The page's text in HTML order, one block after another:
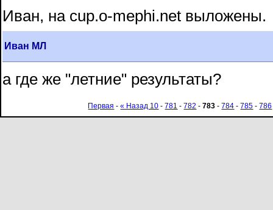
Иван, на cup.o-mephi.net выложены.
Иван МЛ
а где же "летние" результаты?
Первая -« Назад 10 -781 -782 -783 -784 -785 -786